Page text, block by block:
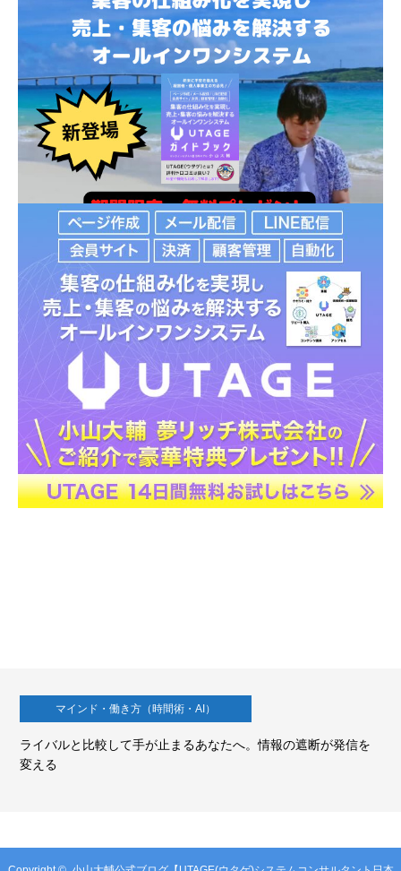
マインド・働き方（時間術・AI）
ライバルと比較して手が止まるあなたへ。情報の遮断が発信を
変える